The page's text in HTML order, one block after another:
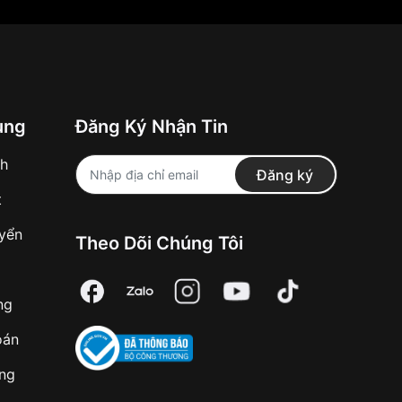
Đăng Ký Nhận Tin
Đăng ký
Theo Dõi Chúng Tôi